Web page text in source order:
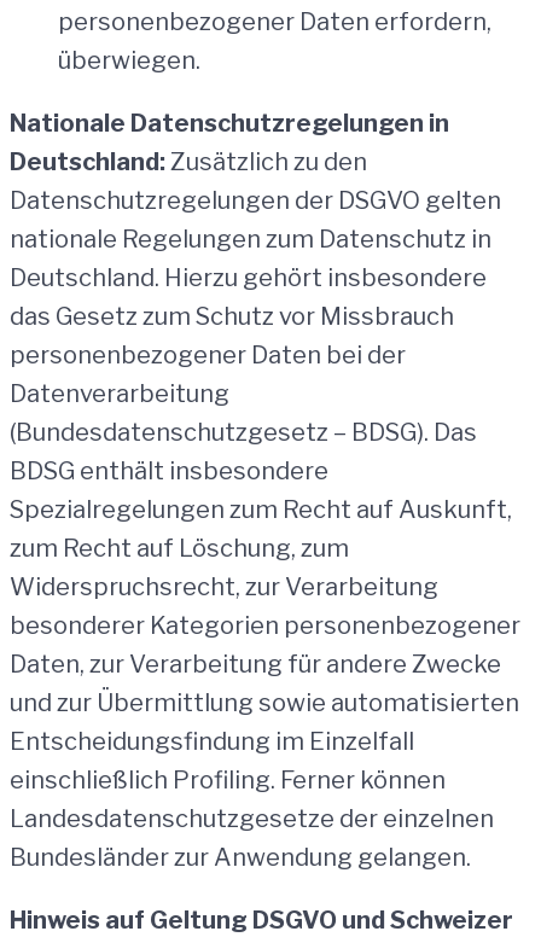
personenbezogener Daten erfordern,
überwiegen.
Nationale Datenschutzregelungen in
Deutschland:Zusätzlich zu den
Datenschutzregelungen der DSGVO gelten
nationale Regelungen zum Datenschutz in
Deutschland. Hierzu gehört insbesondere
das Gesetz zum Schutz vor Missbrauch
personenbezogener Daten bei der
Datenverarbeitung
(Bundesdatenschutzgesetz – BDSG). Das
BDSG enthält insbesondere
Spezialregelungen zum Recht auf Auskunft,
zum Recht auf Löschung, zum
Widerspruchsrecht, zur Verarbeitung
besonderer Kategorien personenbezogener
Daten, zur Verarbeitung für andere Zwecke
und zur Übermittlung sowie automatisierten
Entscheidungsfindung im Einzelfall
einschließlich Profiling. Ferner können
Landesdatenschutzgesetze der einzelnen
Bundesländer zur Anwendung gelangen.
Hinweis auf Geltung DSGVO und Schweizer